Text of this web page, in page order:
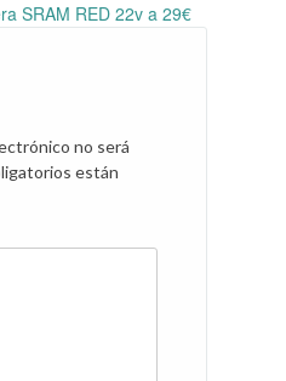
SRAM RED 22v a 29€
no será
están